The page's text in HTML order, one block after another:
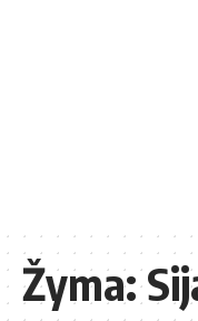
Žyma: